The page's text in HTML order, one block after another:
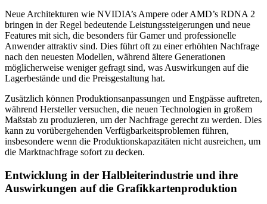
Neue Architekturen wie NVIDIA’s Ampere oder AMD’s RDNA 2
bringen in der Regel bedeutende Leistungssteigerungen und neue
Features mit sich, die besonders für Gamer und professionelle
Anwender attraktiv sind. Dies führt oft zu einer erhöhten Nachfrage
nach den neuesten Modellen, während ältere Generationen
möglicherweise weniger gefragt sind, was Auswirkungen auf die
Lagerbestände und die Preisgestaltung hat.
Zusätzlich können Produktionsanpassungen und Engpässe auftreten,
während Hersteller versuchen, die neuen Technologien in großem
Maßstab zu produzieren, um der Nachfrage gerecht zu werden. Dies
kann zu vorübergehenden Verfügbarkeitsproblemen führen,
insbesondere wenn die Produktionskapazitäten nicht ausreichen, um
die Marktnachfrage sofort zu decken.
Entwicklung in der Halbleiterindustrie und ihre
Auswirkungen auf die Grafikkartenproduktion